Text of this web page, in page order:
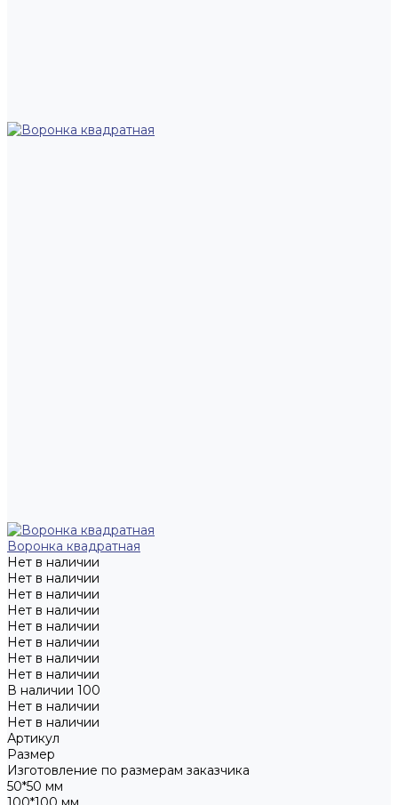
Воронка квадратная
Нет в наличии
Нет в наличии
Нет в наличии
Нет в наличии
Нет в наличии
Нет в наличии
Нет в наличии
Нет в наличии
В наличии 100
Нет в наличии
Нет в наличии
Артикул
Размер
Изготовление по размерам заказчика
50*50 мм